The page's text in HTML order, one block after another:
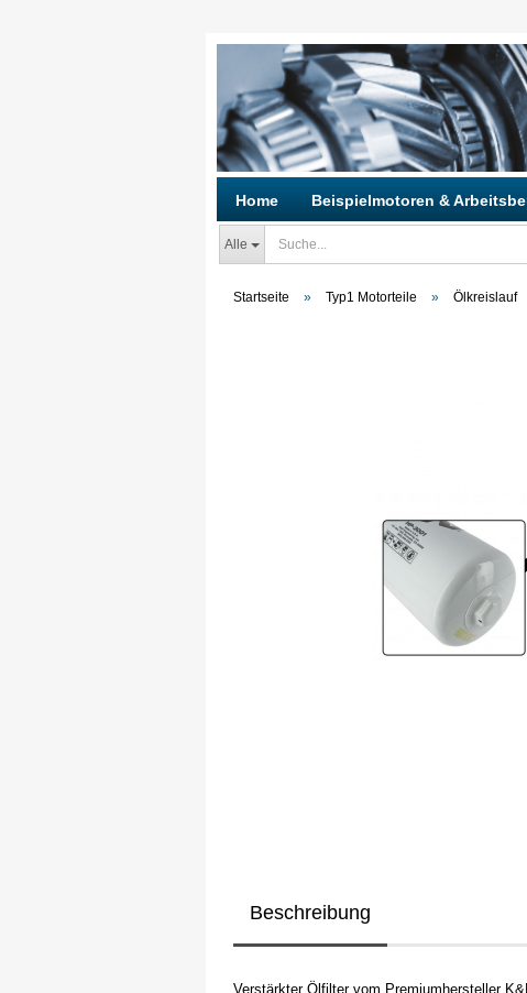
Alle
Home Beispielmotoren &
Startseite » Typ1 Motorteile » Ölkreislauf
Beschreibung
Verstärkter Ölfilter vom Premiumhersteller